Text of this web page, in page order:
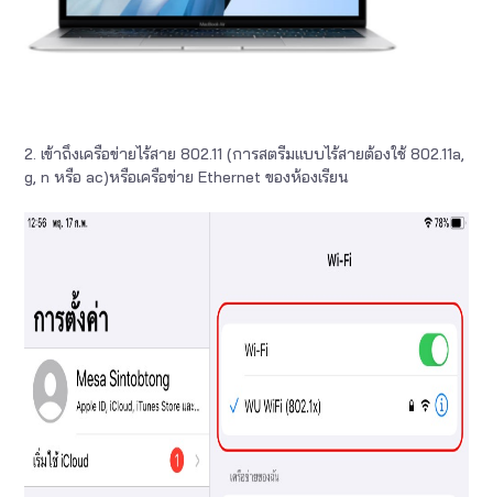
2. เข้าถึงเครือข่ายไร้สาย 802.11 (การสตรีมแบบไร้สายต้องใช้ 802.11a,
g, n หรือ ac)หรือเครือข่าย Ethernet ของห้องเรียน